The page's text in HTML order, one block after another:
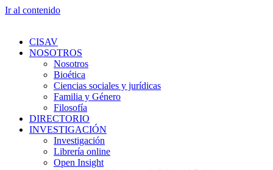
Ir al contenido
CISAV
NOSOTROS
Nosotros
Bioética
Ciencias sociales y jurídicas
Familia y Género
Filosofía
DIRECTORIO
INVESTIGACIÓN
Investigación
Librería online
Open Insight